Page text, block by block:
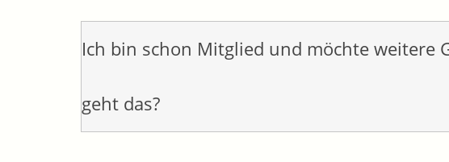
Ich bin schon Mitglied und möchte weitere
geht das?